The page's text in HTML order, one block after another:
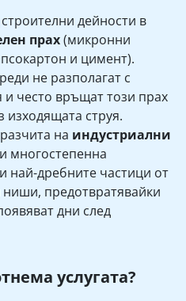
дейности в
прах(микронни
и цимент).
не разполагат с
често връщат този прах
изходящата струя.
на индустриални
многостепенна
най-дребните частици от
предотвратявайки
дни след
услугата?